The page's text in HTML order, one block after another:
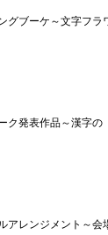
グブーケ～文字フラ
ク発表作品～漢字の
アレンジメント～会